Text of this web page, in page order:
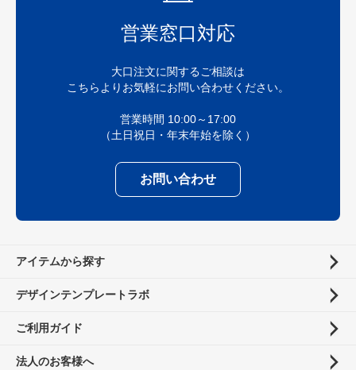
営業窓口対応
大口注文に関するご相談は
こちらよりお気軽にお問い合わせください。
営業時間 10:00～17:00
（土日祝日・年末年始を除く）
お問い合わせ
アイテムから探す
デザインテンプレートラボ
ご利用ガイド
法人のお客様へ